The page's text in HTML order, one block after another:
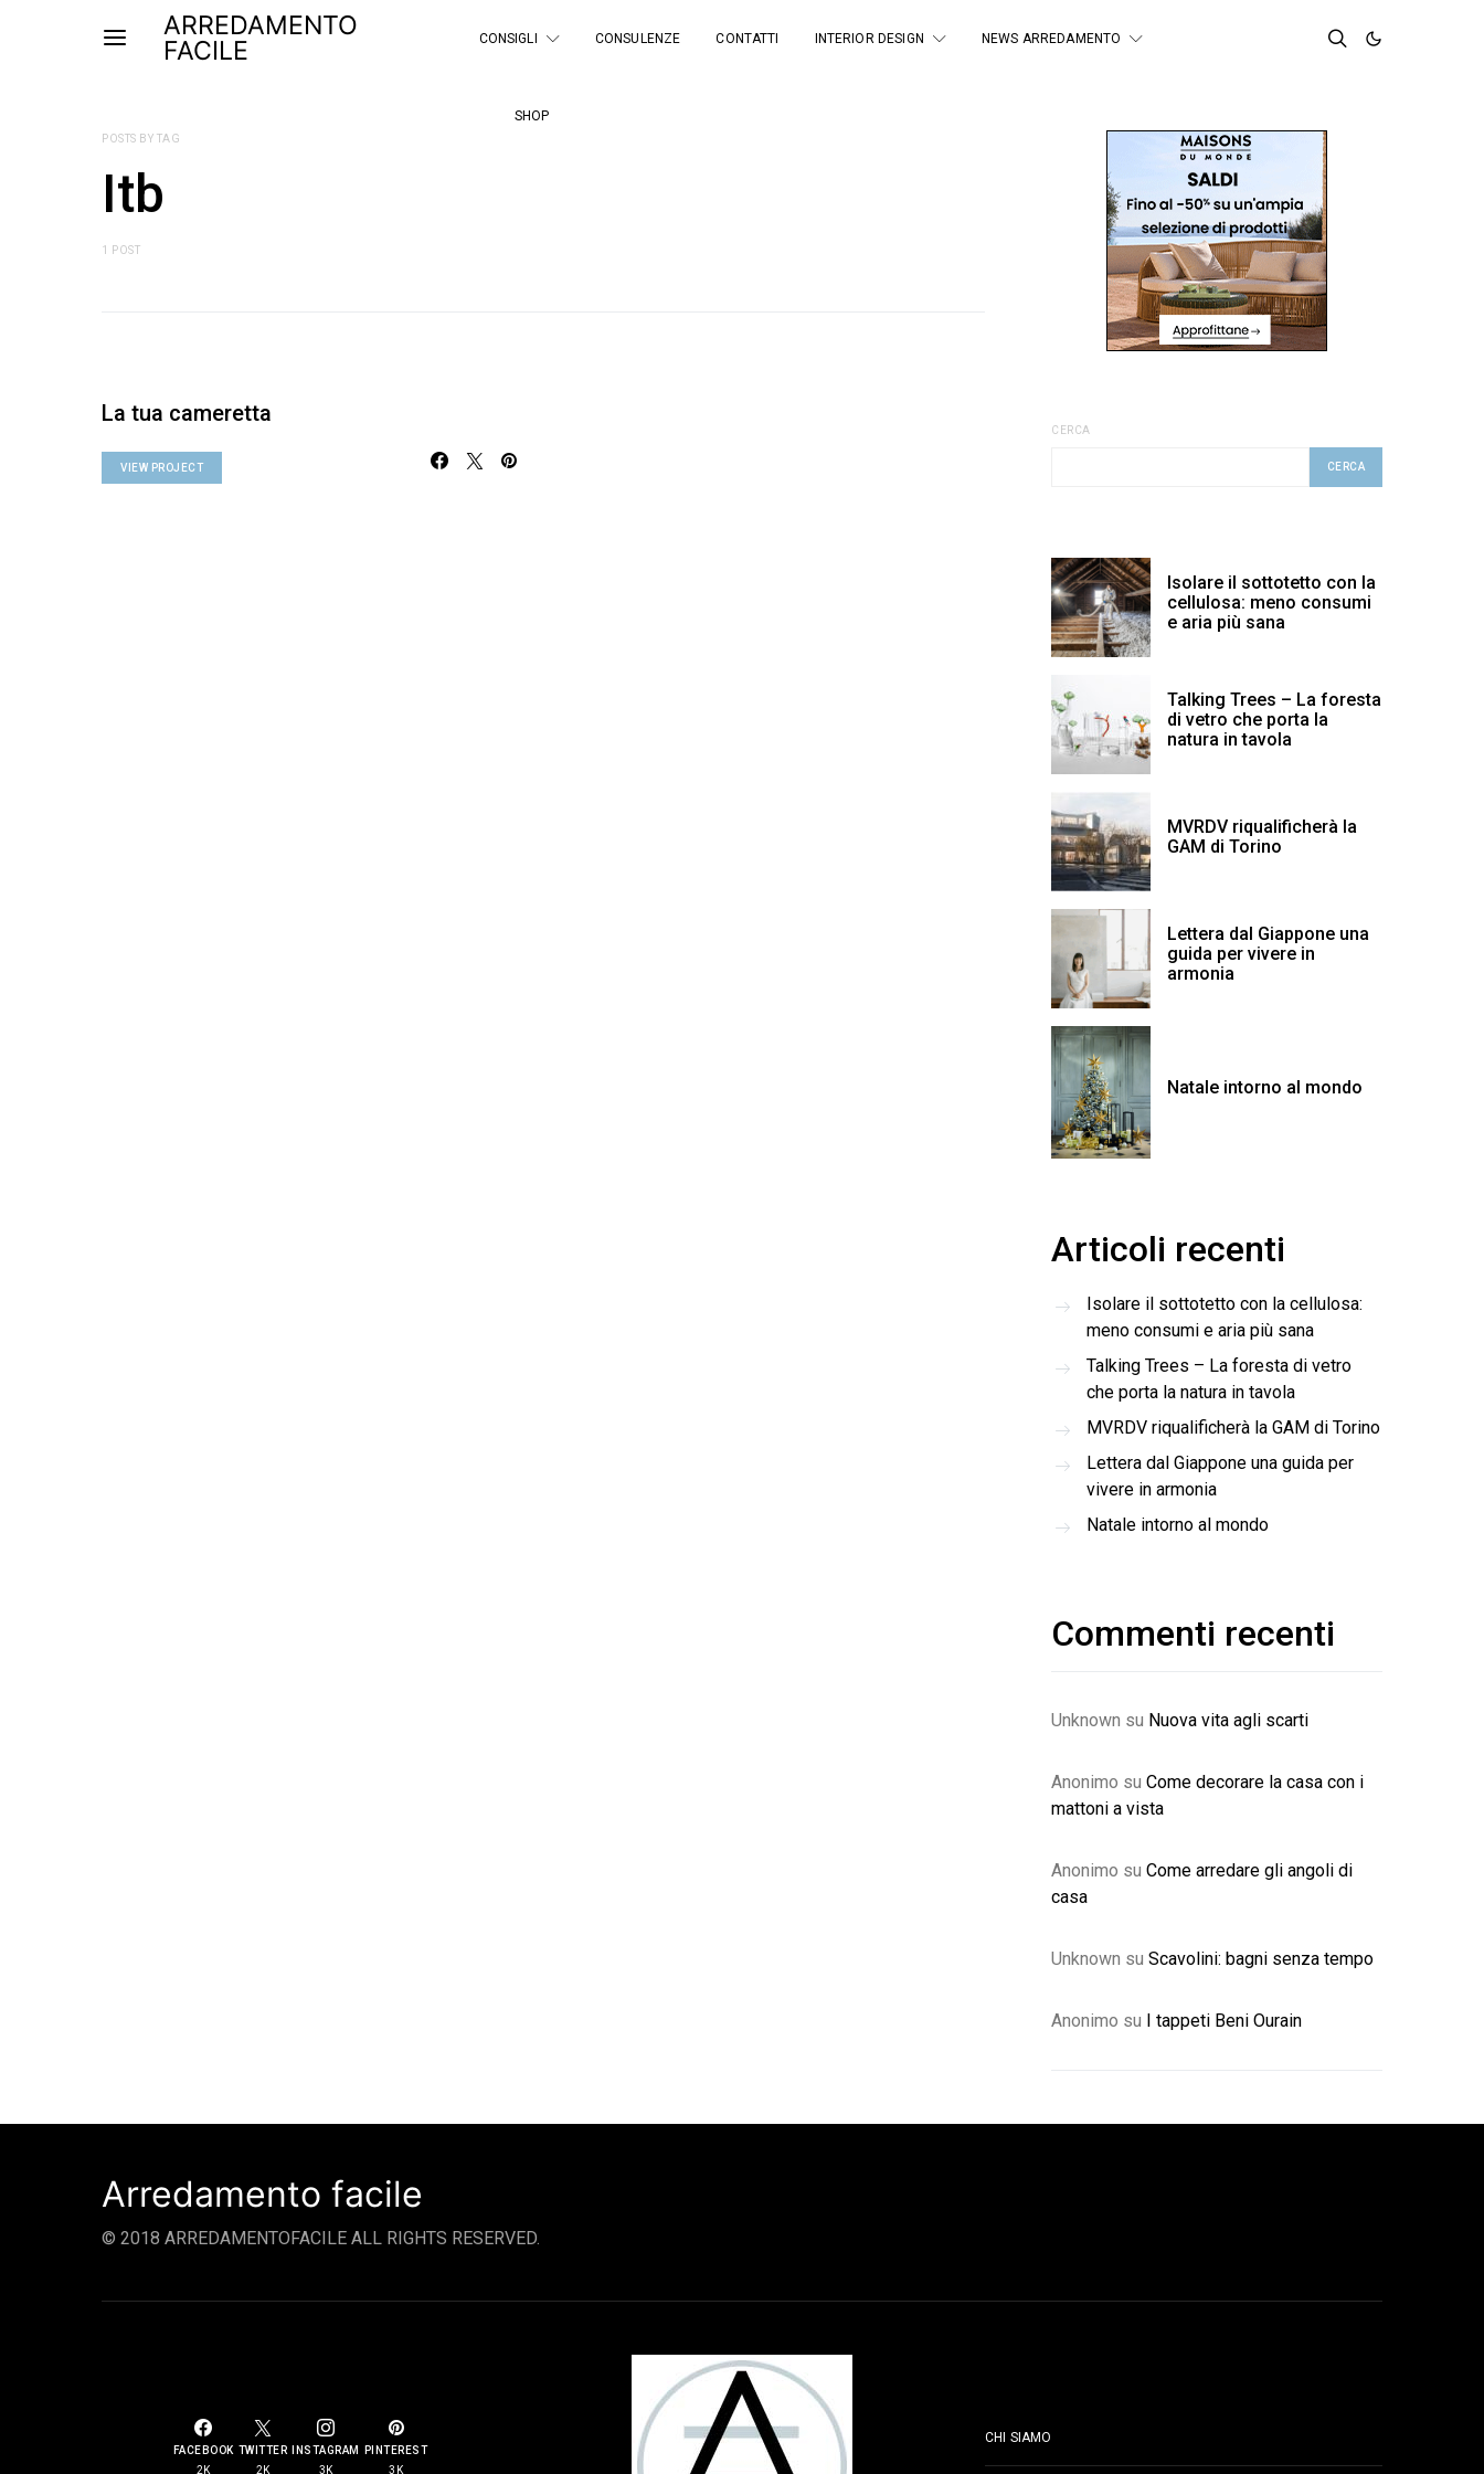
ARREDAMENTO
FACILE
CONSIGLI CONSULENZE CONTATTI INTERIOR DESIGN NEWS ARREDAMENTO
SHOP
POSTS BY TAG
Itb
1 POST
La tua cameretta
VIEW PROJECT
CERCA
CERCA
Isolare il sottotetto con la
cellulosa: meno consumi
e aria più sana
Talking Trees – La foresta
di vetro che porta la
natura in tavola
MVRDV riqualificherà la
GAM di Torino
Lettera dal Giappone una
guida per vivere in
armonia
Natale intorno al mondo
Articoli recenti
Isolare il sottotetto con la cellulosa:
meno consumi e aria più sana
Talking Trees – La foresta di vetro
che porta la natura in tavola
MVRDV riqualificherà la GAM di Torino
Lettera dal Giappone una guida per
vivere in armonia
Natale intorno al mondo
Commenti recenti
Unknown su Nuova vita agli scarti
Anonimo su Come decorare la casa con i
mattoni a vista
Anonimo su Come arredare gli angoli di
casa
Unknown su Scavolini: bagni senza tempo
Anonimo su I tappeti Beni Ourain
Arredamento facile
© 2018 ARREDAMENTOFACILE ALL RIGHTS RESERVED.
FACEBOOK
2K
TWITTER
2K
INSTAGRAM
3K
PINTEREST
3K
CHI SIAMO